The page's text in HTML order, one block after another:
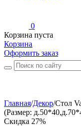
0
Корзина пуста
Корзина
Оформить заказ
Главная/Декор/Стол
(Размер:
Скидка 27%